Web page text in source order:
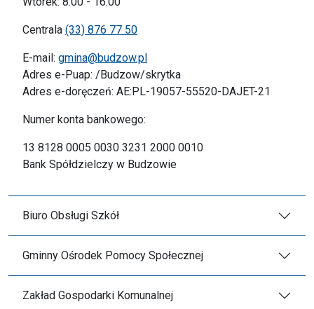
Centrala (33) 876 77 50
E-mail: gmina@budzow.pl
Adres e-Puap: /Budzow/skrytka
Adres e-doręczeń: AE:PL-19057-55520-DAJET-21
Numer konta bankowego:
13 8128 0005 0030 3231 2000 0010
Bank Spółdzielczy w Budzowie
Biuro Obsługi Szkół
Gminny Ośrodek Pomocy Społecznej
Zakład Gospodarki Komunalnej